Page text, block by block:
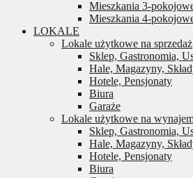
Mieszkania 3-
Mieszkania 4-
LOKALE
Lokale użytkowe na sprzedaż
Sklep, Gastronomia,
Hale, Magazyny,
Hotele, Pensjonaty
Biura
Garaże
Lokale użytkowe na
Sklep, Gastronomia,
Hale, Magazyny,
Hotele, Pensjonaty
Biura